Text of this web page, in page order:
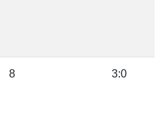
8 3:0